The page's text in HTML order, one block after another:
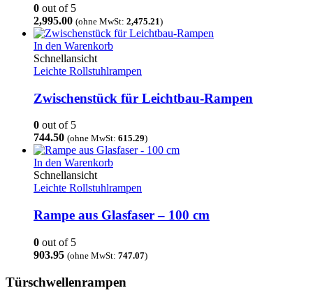
0 out of 5
2,995.00 (ohne MwSt: 2,475.21)
In den Warenkorb
Schnellansicht
Leichte Rollstuhlrampen
Zwischenstück für Leichtbau-Rampen
0 out of 5
744.50 (ohne MwSt: 615.29)
In den Warenkorb
Schnellansicht
Leichte Rollstuhlrampen
Rampe aus Glasfaser – 100 cm
0 out of 5
903.95 (ohne MwSt: 747.07)
Türschwellenrampen